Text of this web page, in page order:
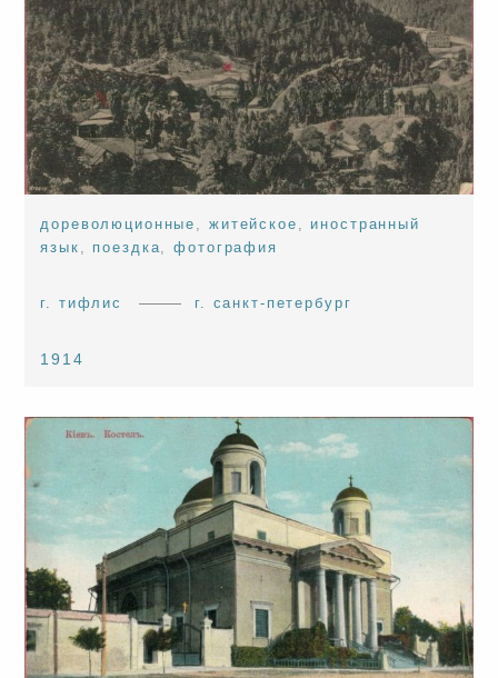
дореволюционные житейское
иностранный
язык
поездка ,фотография
г. тифлис г. санкт-петербург
1914